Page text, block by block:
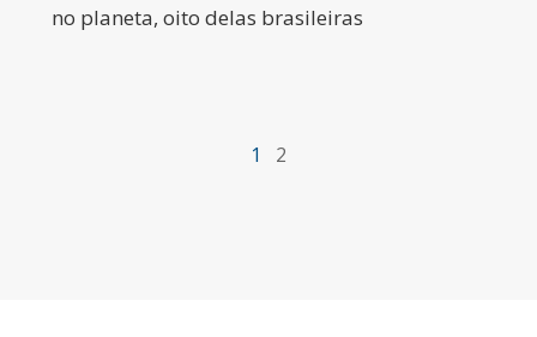
no planeta, oito delas brasileiras
1 2